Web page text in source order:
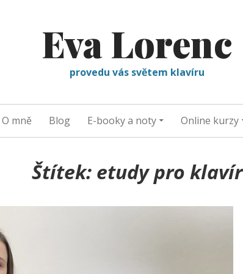
Eva Lorenc
provedu vás světem klavíru
O mně Blog E-booky a noty Online kurzy
Štítek: etudy pro klavír